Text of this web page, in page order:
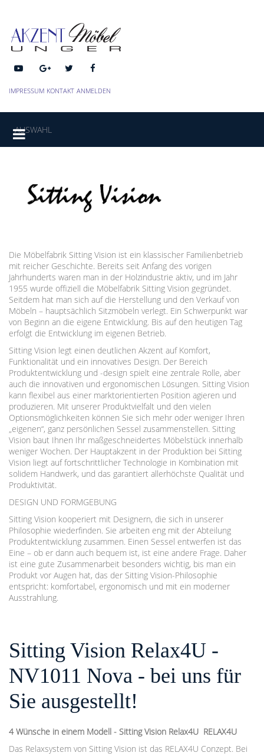
IMPRESSUM KONTAKT ANMELDEN
AUSWAHL
Die Möbelfabrik Sitting Vision ist ein klassischer Familienbetrieb
mit reicher Geschichte. Bereits seit Anfang des vorigen
Jahrhunderts waren man in der Holzindustrie aktiv, und im Jahr
1955 wurde offiziell die Möbelfabrik Sitting Vision gegründet.
Seitdem hat man sich auf die Herstellung und den Verkauf von
Möbeln – hauptsächlich Sitzmöbeln verlegt. Ein Schwerpunkt war
von Beginn an die eigene Entwicklung. Bis auf den heutigen Tag
erfolgt die Entwicklung im eigenen Betrieb.
Sitting Vision legt einen deutlichen Akzent auf Komfort,
Funktionalität und ein innovatives Design. Der Bereich
Produktentwicklung und -design spielt eine zentrale Rolle, aber
auch die innovativen und ergonomischen Lösungen. Sitting Vision
kann flexibel aus einer marktorientierten Position agieren und
produzieren. Mit unserer Produktvielfalt und den vielen
Optionsmöglichkeiten können Sie sich mehr oder weniger Ihren
„eigenen“, ganz persönlichen Sessel zusammenstellen. Sitting
Vision baut Ihnen Ihr maßgeschneidertes Möbelstück innerhalb
weniger Wochen. Der Hauptakzent in der Produktion bei Sitting
Vision liegt auf fortschrittlicher Technologie in Kombination mit
solidem Handwerk, und das garantiert allerhöchste Qualität und
Produktivität.
DESIGN UND FORMGEBUNG
Sitting Vision kooperiert mit Designern, die sich in unserer
Philosophie wiederfinden. Sie arbeiten eng mit der Abteilung
Produktentwicklung zusammen. Einen Sessel entwerfen ist das
Eine – ob er dann auch bequem ist, ist eine andere Frage. Daher
ist eine gute Zusammenarbeit besonders wichtig, bis man ein
Produkt vor Augen hat, das der Sitting Vision-Philosophie
entspricht: komfortabel, ergonomisch und mit ein moderner
Ausstrahlung.
Sitting Vision Relax4U -
NV1011 Nova - bei uns für
Sie ausgestellt!
4 Wünsche in einem Modell - Sitting Vision Relax4U RELAX4U
Das Relaxsystem von Sitting Vision ist das RELAX4U Conzept. Bei